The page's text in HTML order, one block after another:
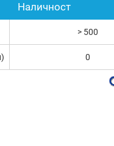
Наличност
> 500
0